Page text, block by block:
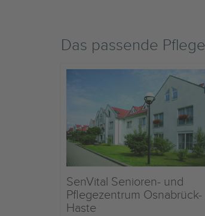
Das passende
SenVital Senioren- und
Pflegezentrum Osnabrück-
Haste